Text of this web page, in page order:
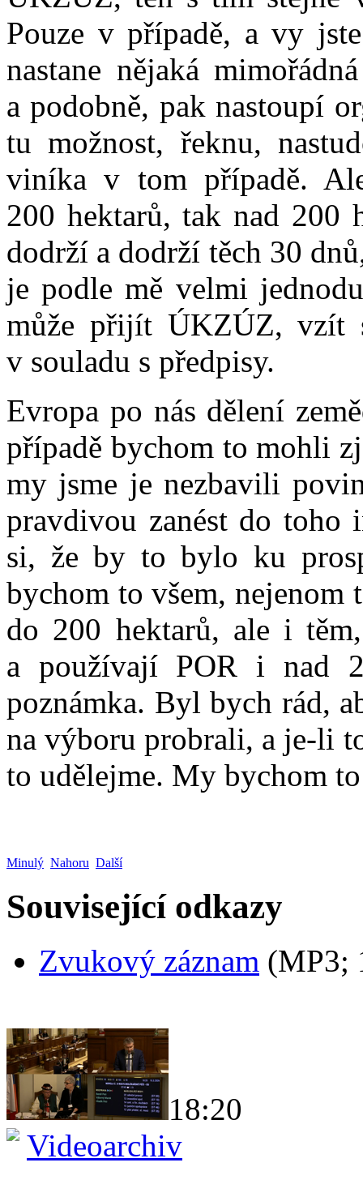
Pouze v případě, a vy
nastane nějaká
a podobně, pak nastoupí
tu možnost, řeknu,
viníka v tom případě.
200 hektarů, tak nad 200
dodrží a dodrží těch 30
je podle mě velmi
může přijít ÚKZÚZ, vzít
v souladu s předpisy.
Evropa po nás dělení
případě bychom to mohli
my jsme je nezbavili
pravdivou zanést do toho
si, že by to bylo ku
bychom to všem, nejenom
do 200 hektarů, ale i
a používají POR i nad
poznámka. Byl bych rád,
na výboru probrali, a je-li
to udělejme. My bychom
Minulý Nahoru Další
Související odkazy
Zvukový záznam (MP3;
18:20
Videoarchiv